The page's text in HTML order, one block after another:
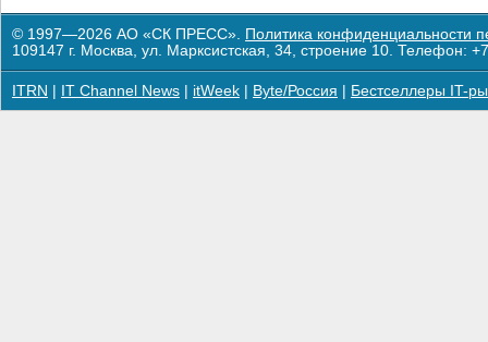
© 1997—2026 АО «СК ПРЕСС». Политика конфиденциальности
109147 г. Москва, ул. Марксистская, 34, строение 10. Телефон:
ITRN IT Channel News itWeek Byte/Россия Бестселлеры IT-